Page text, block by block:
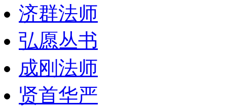
济群法师
弘愿丛书
成刚法师
贤首华严